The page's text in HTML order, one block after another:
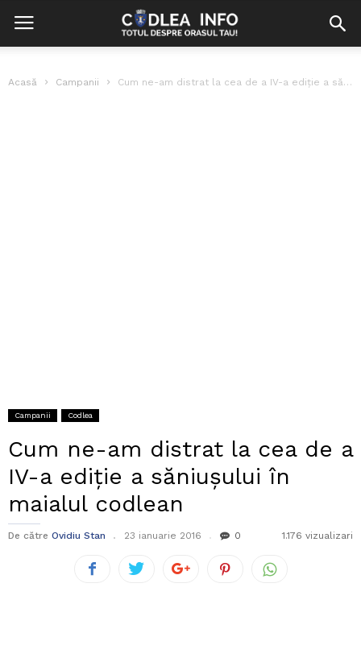
Acasă Campanii Cum ne-am distrat la cea de a IV-a ediție a săniușului în...
Campanii Codlea
Cum ne-am distrat la cea de a
IV-a ediție a săniușului în
maialul codlean
De către Ovidiu Stan 23 ianuarie 2016 0 1.176 vizualizari